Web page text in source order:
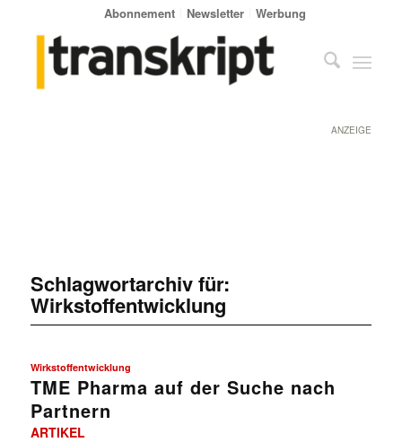
Abonnement Newsletter Werbung
ANZEIGE
Schlagwortarchiv für:
Wirkstoffentwicklung
Wirkstoffentwicklung
TME Pharma auf der Suche nach
Partnern
ARTIKEL